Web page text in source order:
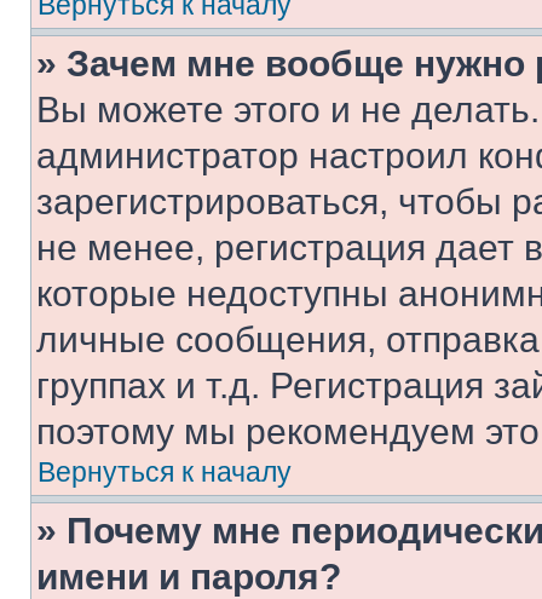
» Зачем мне вообще нужно
Вы можете этого и не
администратор настроил
зарегистрироваться, чтобы
не менее, регистрация
которые недоступны
личные сообщения,
группах и т.д. Регистрация
поэтому мы рекомендуем
Вернуться к началу
» Почему мне
имени и пароля?